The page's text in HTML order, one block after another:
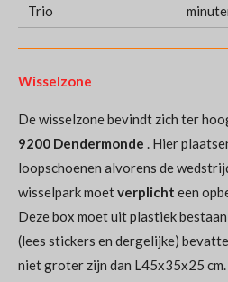
Trio
Wisselzone
De wisselzone bevindt zich ter
9200 Dendermonde . Hier
loopschoenen alvorens de
wisselpark moetverplicht een
Deze box moet uit plastiek
(lees stickers en dergelijke)
niet groter zijn dan L45x35x25